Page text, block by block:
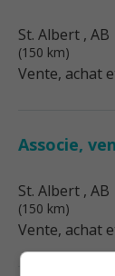
St. Albert , AB
(150 km)
Vente, achat
Associe,
St. Albert , AB
(150 km)
Vente, achat